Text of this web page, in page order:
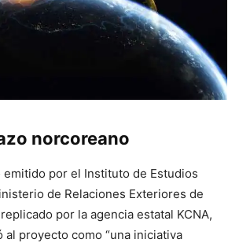
norcoreano
emitido por el Instituto de Estudios
de Relaciones Exteriores de
por la agencia estatal KCNA,
al proyecto como “una iniciativa